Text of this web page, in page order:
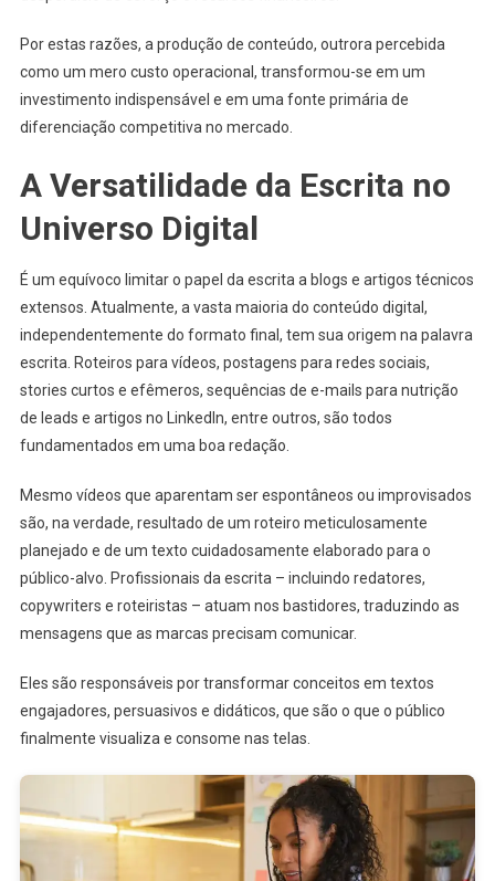
Por estas razões, a produção de conteúdo, outrora percebida
como um mero custo operacional, transformou-se em um
investimento indispensável e em uma fonte primária de
diferenciação competitiva no mercado.
A Versatilidade da Escrita no
Universo Digital
É um equívoco limitar o papel da escrita a blogs e artigos técnicos
extensos. Atualmente, a vasta maioria do conteúdo digital,
independentemente do formato final, tem sua origem na palavra
escrita. Roteiros para vídeos, postagens para redes sociais,
stories curtos e efêmeros, sequências de e-mails para nutrição
de leads e artigos no LinkedIn, entre outros, são todos
fundamentados em uma boa redação.
Mesmo vídeos que aparentam ser espontâneos ou improvisados
são, na verdade, resultado de um roteiro meticulosamente
planejado e de um texto cuidadosamente elaborado para o
público-alvo. Profissionais da escrita – incluindo redatores,
copywriters e roteiristas – atuam nos bastidores, traduzindo as
mensagens que as marcas precisam comunicar.
Eles são responsáveis por transformar conceitos em textos
engajadores, persuasivos e didáticos, que são o que o público
finalmente visualiza e consome nas telas.